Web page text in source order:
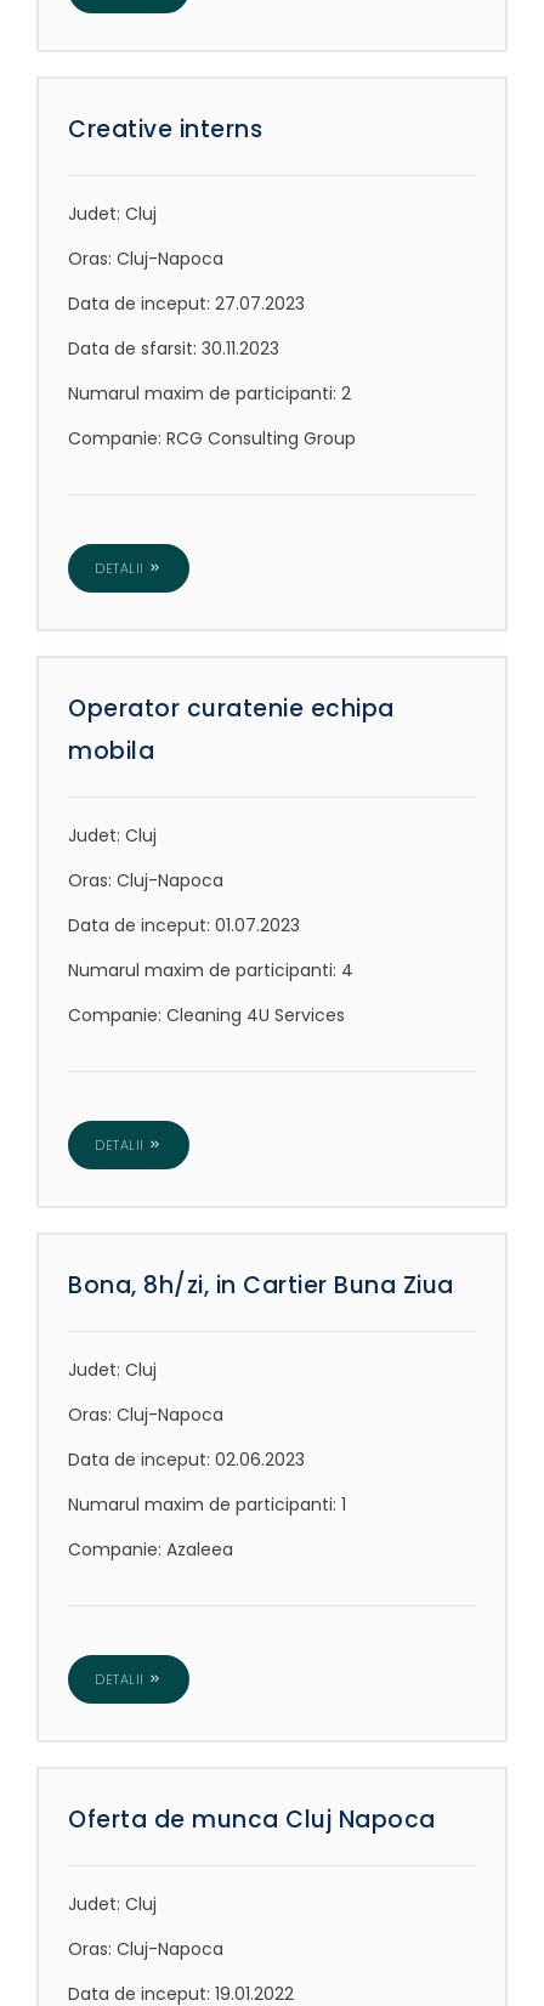
Creative interns
Judet: Cluj
Oras: Cluj-Napoca
Data de inceput: 27.07.2023
Data de sfarsit: 30.11.2023
Numarul maxim de participanti: 2
Companie: RCG Consulting Group
DETALII
Operator curatenie echipa
mobila
Judet: Cluj
Oras: Cluj-Napoca
Data de inceput: 01.07.2023
Numarul maxim de participanti: 4
Companie: Cleaning 4U Services
DETALII
Bona, 8h/zi, in Cartier Buna Ziua
Judet: Cluj
Oras: Cluj-Napoca
Data de inceput: 02.06.2023
Numarul maxim de participanti: 1
Companie: Azaleea
DETALII
Oferta de munca Cluj Napoca
Judet: Cluj
Oras: Cluj-Napoca
Data de inceput: 19.01.2022